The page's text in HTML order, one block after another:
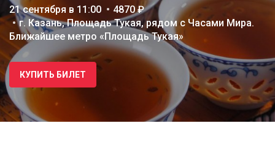
21 сентября в 11:00
4870 ₽
г. Казань, Площадь Тукая, рядом с Часами Мира.
Ближайшее метро «Площадь Тукая»
КУПИТЬ БИЛЕТ